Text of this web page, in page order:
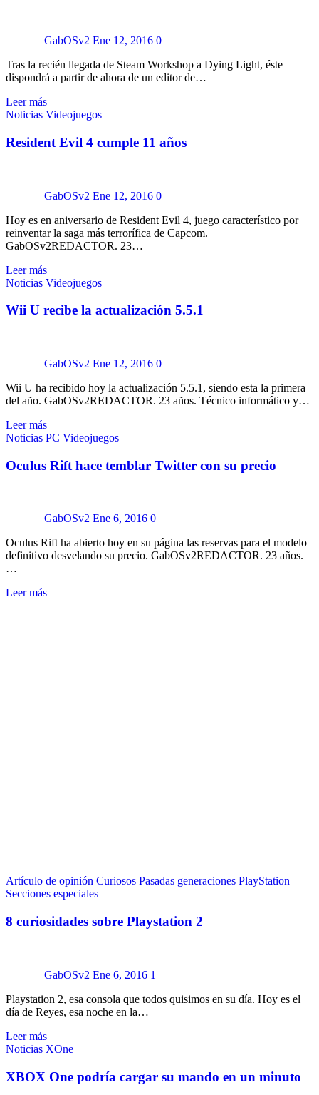
GabOSv2 Ene 12, 2016 0
Tras la recién llegada de Steam Workshop a Dying Light, éste
dispondrá a partir de ahora de un editor de…
Leer más
Noticias Videojuegos
Resident Evil 4 cumple 11 años
GabOSv2 Ene 12, 2016 0
Hoy es en aniversario de Resident Evil 4, juego característico por
reinventar la saga más terrorífica de Capcom.
GabOSv2REDACTOR. 23…
Leer más
Noticias Videojuegos
Wii U recibe la actualización 5.5.1
GabOSv2 Ene 12, 2016 0
Wii U ha recibido hoy la actualización 5.5.1, siendo esta la primera
del año. GabOSv2REDACTOR. 23 años. Técnico informático y…
Leer más
Noticias PC Videojuegos
Oculus Rift hace temblar Twitter con su precio
GabOSv2 Ene 6, 2016 0
Oculus Rift ha abierto hoy en su página las reservas para el modelo
definitivo desvelando su precio. GabOSv2REDACTOR. 23 años.
…
Leer más
Artículo de opinión Curiosos Pasadas generaciones PlayStation
Secciones especiales
8 curiosidades sobre Playstation 2
GabOSv2 Ene 6, 2016 1
Playstation 2, esa consola que todos quisimos en su día. Hoy es el
día de Reyes, esa noche en la…
Leer más
Noticias XOne
XBOX One podría cargar su mando en un minuto